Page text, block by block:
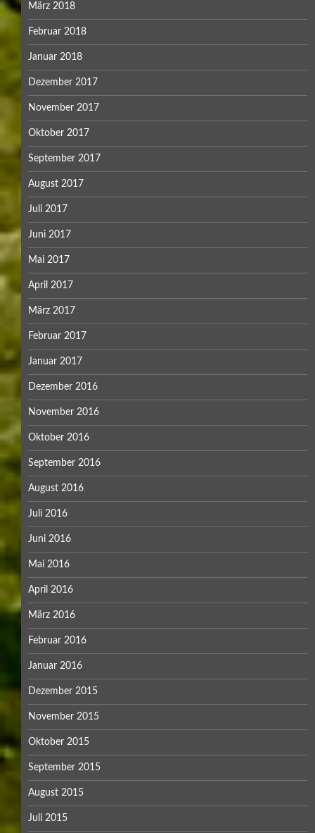
März 2018
Februar 2018
Januar 2018
Dezember 2017
November 2017
Oktober 2017
September 2017
August 2017
Juli 2017
Juni 2017
Mai 2017
April 2017
März 2017
Februar 2017
Januar 2017
Dezember 2016
November 2016
Oktober 2016
September 2016
August 2016
Juli 2016
Juni 2016
Mai 2016
April 2016
März 2016
Februar 2016
Januar 2016
Dezember 2015
November 2015
Oktober 2015
September 2015
August 2015
Juli 2015